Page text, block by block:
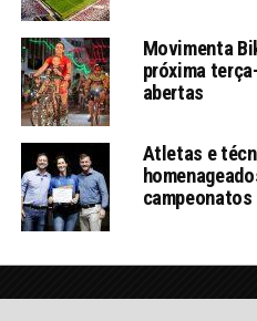
Movimenta
próxima
abertas
Atletas e
campeonatos